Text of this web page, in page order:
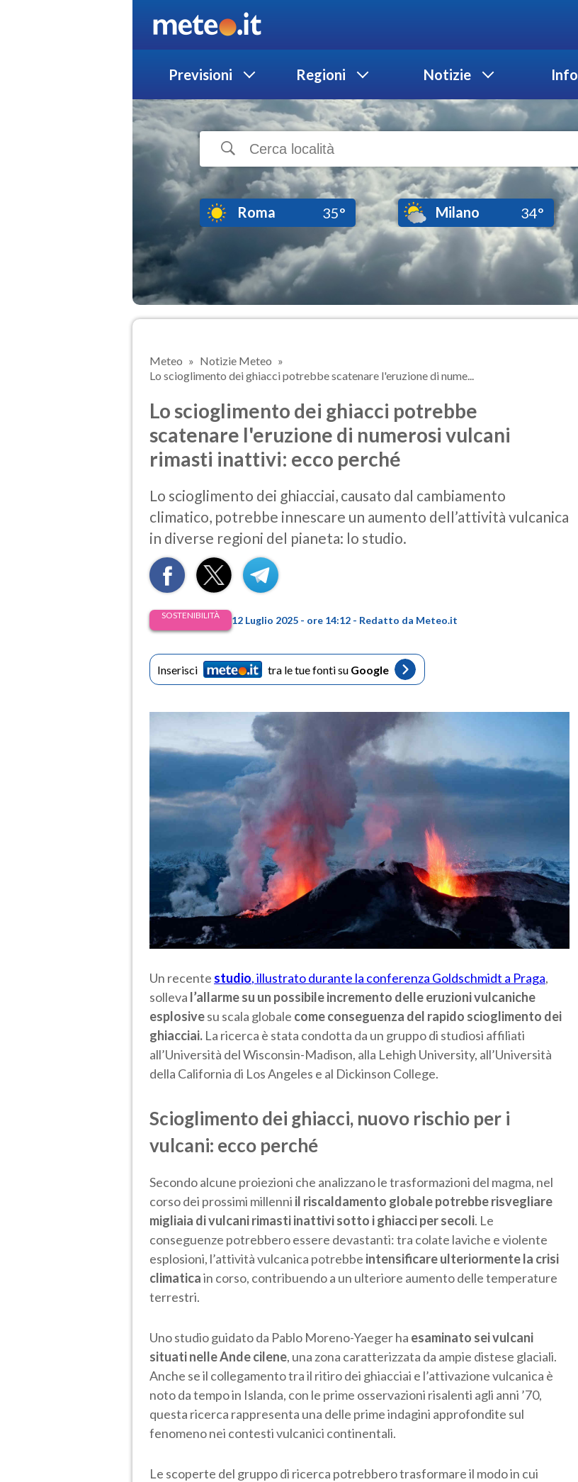
Previsioni Regioni Notizie Info
Roma 35° Milano 34°
Meteo
Notizie Meteo
Lo scioglimento dei ghiacci potrebbe scatenare l'eruzione di nume...
Lo scioglimento dei ghiacci potrebbe
scatenare l'eruzione di numerosi vulcani
rimasti inattivi: ecco perché
Lo scioglimento dei ghiacciai, causato dal cambiamento
climatico, potrebbe innescare un aumento dell’attività vulcanica
in diverse regioni del pianeta: lo studio.
SOSTENIBILITÀ 12 Luglio 2025 - ore 14:12 - Redatto da Meteo.it
Inserisci tra le tue fonti su Google
Un recente studio, illustrato durante la conferenza Goldschmidt a Praga,
solleva l’allarme su un possibile incremento delle eruzioni vulcaniche
esplosivesu scala globale come conseguenza del rapido scioglimento dei
ghiacciai. La ricerca è stata condotta da un gruppo di studiosi affiliati
all’Università del Wisconsin-Madison, alla Lehigh University, all’Università
della California di Los Angeles e al Dickinson College.
Scioglimento dei ghiacci, nuovo rischio per i
vulcani: ecco perché
Secondo alcune proiezioni che analizzano le trasformazioni del magma, nel
corso dei prossimi millenni il riscaldamento globale potrebbe risvegliare
migliaia di vulcani rimasti inattivi sotto i ghiacci per secoli. Le
conseguenze potrebbero essere devastanti: tra colate laviche e violente
esplosioni, l’attività vulcanica potrebbe intensificare ulteriormente la crisi
climaticain corso, contribuendo a un ulteriore aumento delle temperature
terrestri.
Uno studio guidato da Pablo Moreno-Yaeger ha esaminato sei vulcani
situati nelle Ande cilene, una zona caratterizzata da ampie distese glaciali.
Anche se il collegamento tra il ritiro dei ghiacciai e l’attivazione vulcanica è
noto da tempo in Islanda, con le prime osservazioni risalenti agli anni ’70,
questa ricerca rappresenta una delle prime indagini approfondite sul
fenomeno nei contesti vulcanici continentali.
Le scoperte del gruppo di ricerca potrebbero trasformare il modo in cui